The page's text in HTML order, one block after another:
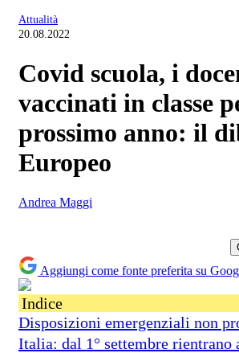
Attualità
20.08.2022
Covid scuola, i
vaccinati in classe
prossimo anno: il
Europeo
Andrea Maggi
Aggiungi come fonte preferita su
Indice
Disposizioni emergenziali non
Italia: dal 1° settembre rientrano